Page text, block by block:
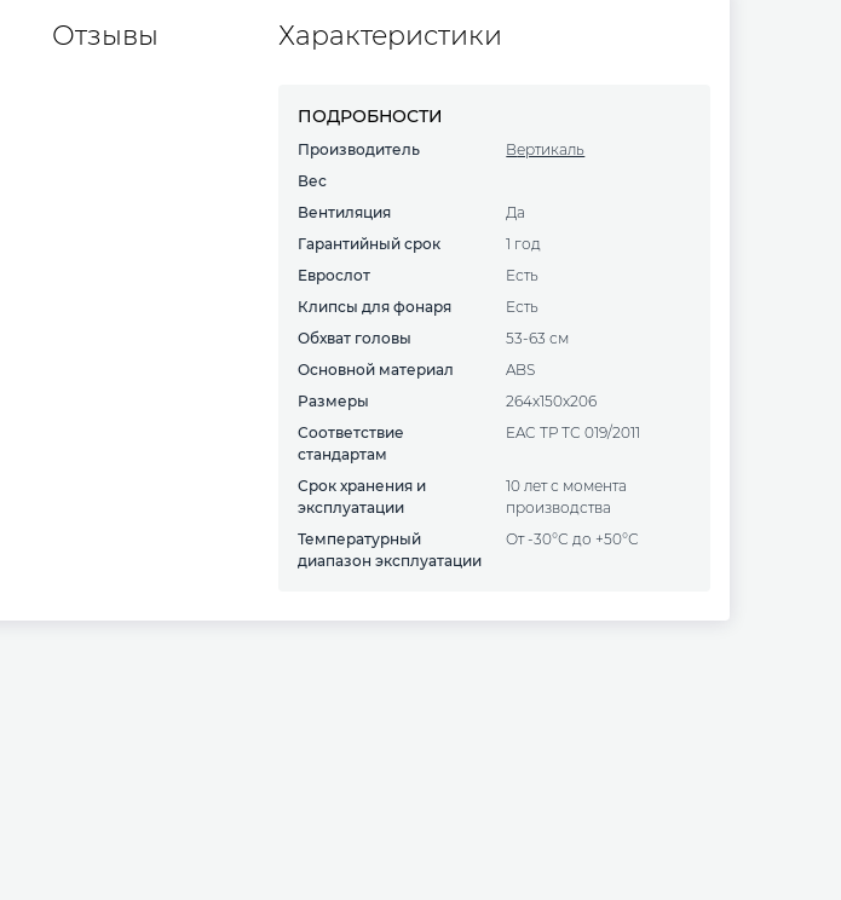
Отзывы Характеристики
ПОДРОБНОСТИ
Производитель
Вертикаль
Вес
Вентиляция
Да
Гарантийный срок
1 год
Еврослот
Есть
Клипсы для фонаря
Есть
Обхват головы
53-63 см
Основной материал
ABS
Размеры
264х150х206
Соответствие
стандартам
EAC ТР ТС 019/2011
Срок хранения и
эксплуатации
10 лет с момента
производства
Температурный
диапазон эксплуатации
от -30°С до +50°С